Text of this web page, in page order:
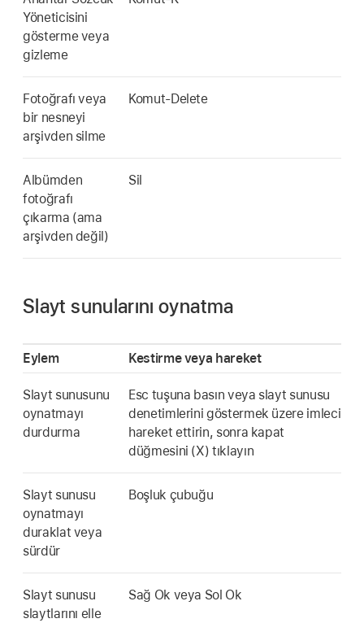
Yöneticisini
gösterme veya
gizleme
Fotoğrafı veya
bir nesneyi
arşivden silme
Komut-Delete
Albümden
fotoğrafı
çıkarma (ama
arşivden değil)
Sil
Slayt sunularını oynatma
Eylem Kestirme veya hareket
Slayt sunusunu
oynatmayı
durdurma
Esc tuşuna basın veya slayt sunusu
denetimlerini göstermek üzere imleci
hareket ettirin, sonra kapat
düğmesini (X) tıklayın
Slayt sunusu
oynatmayı
duraklat veya
sürdür
Boşluk çubuğu
Slayt sunusu
slaytlarını elle
Sağ Ok veya Sol Ok